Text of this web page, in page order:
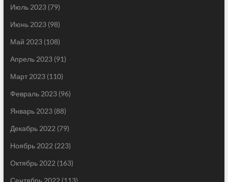
Июль 2023(79)
Июнь 2023(98)
Май 2023(108)
Апрель 2023(91)
Март 2023(110)
Февраль 2023(96)
Январь 2023(88)
Декабрь 2022 (79)
Ноябрь 2022 (223)
Октябрь 2022 (163)